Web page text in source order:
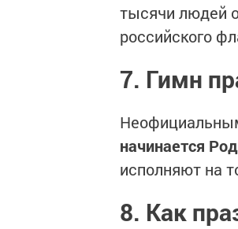
тысячи людей
российского
7. Гимн
начинается
исполняют на
8. Как